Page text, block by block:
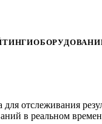
отслеживания
в реальном